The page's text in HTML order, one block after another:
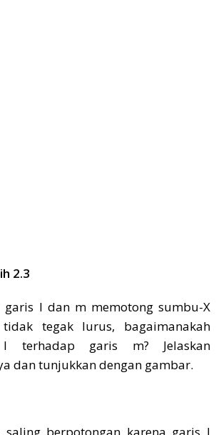
2.3
l dan m memotong sumbu-X
tegak lurus, bagaimanakah
terhadap garis m? Jelaskan
dan tunjukkan dengan gambar.